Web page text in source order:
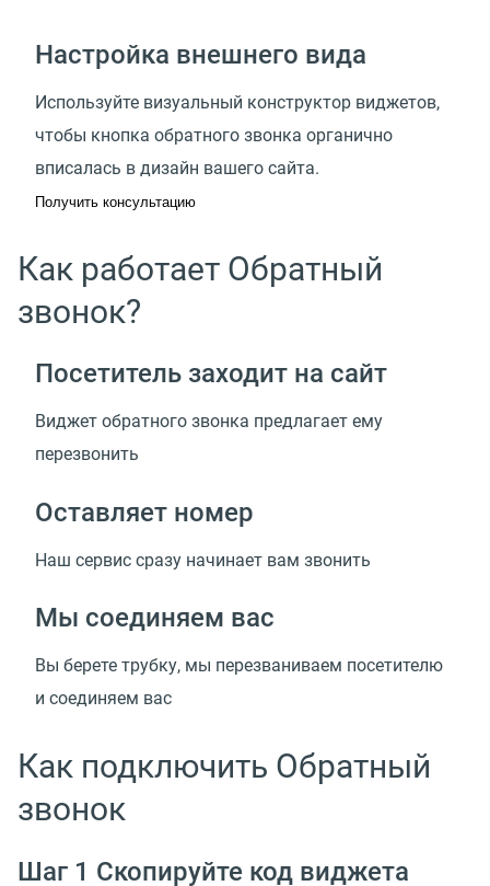
Настройка внешнего вида
Используйте визуальный конструктор виджетов,
чтобы кнопка обратного звонка органично
вписалась в дизайн вашего сайта.
Получить консультацию
Как работает Обратный
звонок?
Посетитель заходит на сайт
Виджет обратного звонка предлагает ему
перезвонить
Оставляет номер
Наш сервис сразу начинает вам звонить
Мы соединяем вас
Вы берете трубку, мы перезваниваем посетителю
и соединяем вас
Как подключить Обратный
звонок
Шаг 1 Скопируйте код виджета